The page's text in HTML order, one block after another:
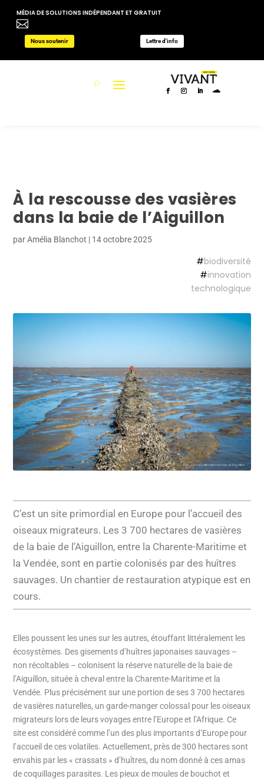
MÉDIA DE SOLUTIONS INDÉPENDANT ET GRATUIT

Nous soutenir Lettre d'info
À la rescousse des vasières
dans la baie de l’Aiguillon
parAmélia Blanchot | 14 octobre 2025
#biodiversité
#innovation
technologique
C’est un site primordial en Europe pour l’accueil des
oiseaux migrateurs. Les 3 700 hectares de vasières
de la baie de l’Aiguillon, entre la Charente-Maritime et
la Vendée, sont en partie colonisés par des huîtres
sauvages. Un chantier de restauration atypique est en
cours.
Elles poussent les unes sur les autres, étouffant littéralement les
écosystèmes. Des gisements d’huîtres japonaises sauvages –
non récoltables – colonisent la réserve naturelle de la baie de
l’Aiguillon, située à cheval entre la Charente-Maritime et la
Vendée. Plus précisément sur une portion de ses 3 700 hectares
de vasières naturelles, un garde-manger colossal pour les oiseaux
migrateurs lors de leurs voyages entre l’Europe et l’Afrique. Ce
site est considéré comme l’un des plus importants d’Europe pour
l’accueil de ces volatiles. Actuellement, près de 300 hectares sont
envahis par les « crassats » d’huîtres, du nom donné à ces amas
de coquillages parasites. Les pieux de moules de bouchot et